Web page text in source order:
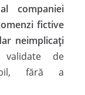
companiei
fictive
neimplicați
validate de
fără a